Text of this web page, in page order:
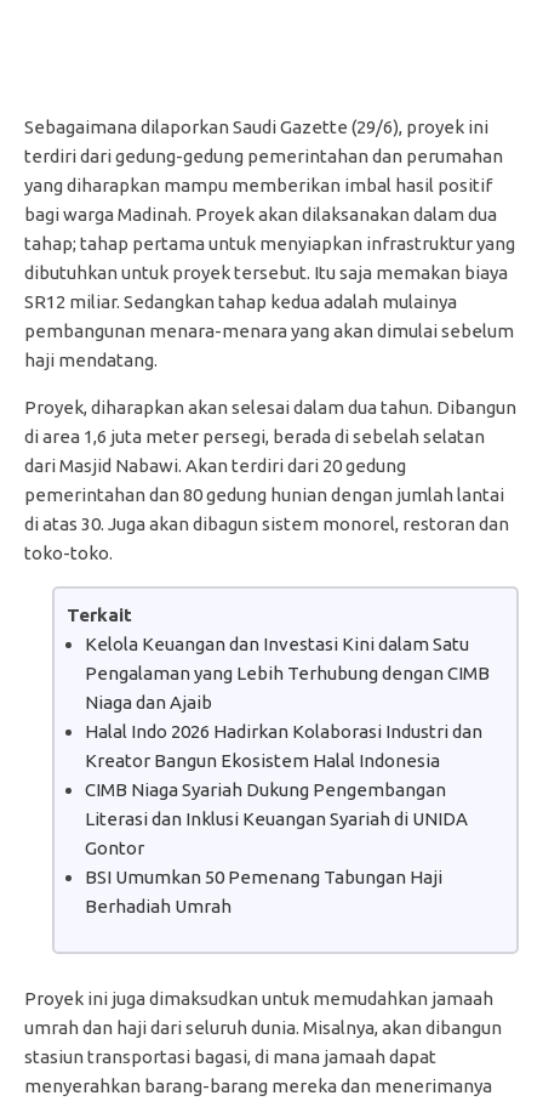
Sebagaimana dilaporkan Saudi Gazette (29/6), proyek ini
terdiri dari gedung-gedung pemerintahan dan perumahan
yang diharapkan mampu memberikan imbal hasil positif
bagi warga Madinah. Proyek akan dilaksanakan dalam dua
tahap; tahap pertama untuk menyiapkan infrastruktur yang
dibutuhkan untuk proyek tersebut. Itu saja memakan biaya
SR12 miliar. Sedangkan tahap kedua adalah mulainya
pembangunan menara-menara yang akan dimulai sebelum
haji mendatang.
Proyek, diharapkan akan selesai dalam dua tahun. Dibangun
di area 1,6 juta meter persegi, berada di sebelah selatan
dari Masjid Nabawi. Akan terdiri dari 20 gedung
pemerintahan dan 80 gedung hunian dengan jumlah lantai
di atas 30. Juga akan dibagun sistem monorel, restoran dan
toko-toko.
Terkait
Kelola Keuangan dan Investasi Kini dalam Satu
Pengalaman yang Lebih Terhubung dengan CIMB
Niaga dan Ajaib
Halal Indo 2026 Hadirkan Kolaborasi Industri dan
Kreator Bangun Ekosistem Halal Indonesia
CIMB Niaga Syariah Dukung Pengembangan
Literasi dan Inklusi Keuangan Syariah di UNIDA
Gontor
BSI Umumkan 50 Pemenang Tabungan Haji
Berhadiah Umrah
Proyek ini juga dimaksudkan untuk memudahkan jamaah
umrah dan haji dari seluruh dunia. Misalnya, akan dibangun
stasiun transportasi bagasi, di mana jamaah dapat
menyerahkan barang-barang mereka dan menerimanya